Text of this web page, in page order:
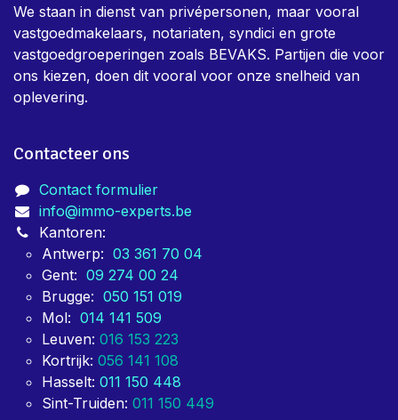
We staan in dienst van privépersonen, maar vooral
vastgoedmakelaars, notariaten, syndici en grote
vastgoedgroeperingen zoals BEVAKS. Partijen die voor
ons kiezen, doen dit vooral voor onze snelheid van
oplevering.
Contacteer ons
Contact formulier
info@immo-experts.be
Kantoren:
Antwerp: 03 361 70 04
Gent: 09 274 00 24
Brugge: 050 151 019
Mol: 014 141 509
Leuven: 016 153 223
Kortrijk: 056 141 108
Hasselt: 011 150 448
Sint-Truiden: 011 150 449